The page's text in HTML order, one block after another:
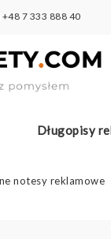
+48 7 333 888 40
Długopisy
notesy reklamowe